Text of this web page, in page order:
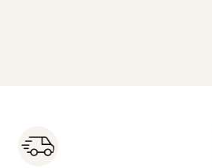
fast